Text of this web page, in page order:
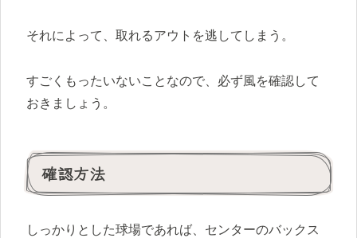
それによって、取れるアウトを逃してしまう。
すごくもったいないことなので、必ず風を確認して
おきましょう。
確認方法
しっかりとした球場であれば、センターのバックス